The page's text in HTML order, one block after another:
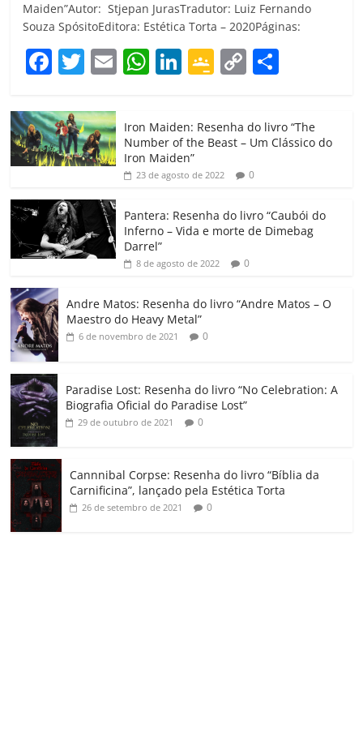
Maiden”Autor: Stjepan JurasTradutor: Luiz Fernando
Souza SpósitoEditora: Estética Torta – 2020Páginas:
F
c
e
b
o
o
k
T
itt
er
E W
at
s
A
p
Li
e
dI
G
gl
e
Cl
a
ss
ro
o
C
p
y
Li
k
m
p
h
ar
Iron Maiden: Resenha do livro “The
Number of the Beast – Um Clássico do
Iron Maiden”
23 de agosto de 2022 0
Pantera: Resenha do livro “Caubói do
Inferno – Vida e morte de Dimebag
Darrel”
8 de agosto de 2022 0
Andre Matos: Resenha do livro “Andre Matos – O
Maestro do Heavy Metal”
6 de novembro de 2021 0
Paradise Lost: Resenha do livro “No Celebration: A
Biografia Oficial do Paradise Lost”
29 de outubro de 2021 0
Cannnibal Corpse: Resenha do livro “Bíblia da
Carnificina”, lançado pela Estética Torta
26 de setembro de 2021 0